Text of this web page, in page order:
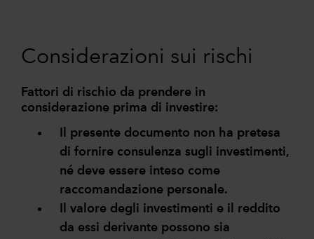
Considerazioni sui rischi
Fattori di rischio da prendere in
considerazione prima di investire:
Il presente documento non ha pretesa
di fornire consulenza sugli investimenti,
né deve essere inteso come
raccomandazione personale.
Il valore degli investimenti e il reddito
da essi derivante possono sia